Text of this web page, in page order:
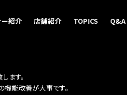
ー紹介 店舗紹介 TOPICS
Q&A
ます。
機能改善が大事です。